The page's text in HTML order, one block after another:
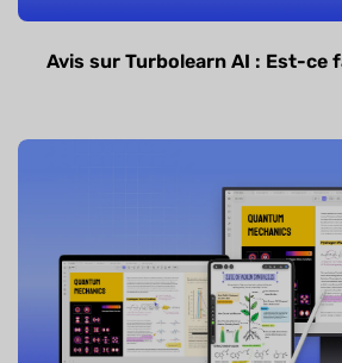
Avis sur Turbolearn AI : Est-ce